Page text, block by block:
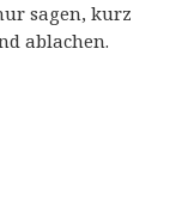
sagen, kurz
ablachen.